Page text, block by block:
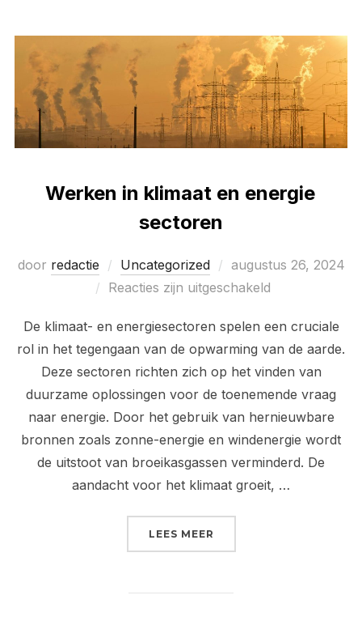
Werken in klimaat en energie
sectoren
door redactie Uncategorized
Geplaatst
op
augustus 26, 2024
Reacties zijn uitgeschakeld
De klimaat- en energiesectoren spelen een cruciale
rol in het tegengaan van de opwarming van de aarde.
Deze sectoren richten zich op het vinden van
duurzame oplossingen voor de toenemende vraag
naar energie. Door het gebruik van hernieuwbare
bronnen zoals zonne-energie en windenergie wordt
de uitstoot van broeikasgassen verminderd. De
aandacht voor het klimaat groeit, …
LEES MEER